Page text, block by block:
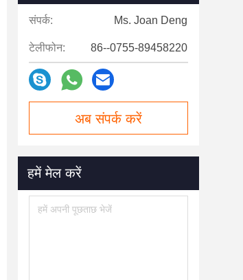
संपर्क: Ms. Joan Deng
टेलीफोन: 86--0755-89458220
अब संपर्क करें
हमें मेल करें